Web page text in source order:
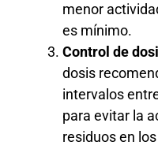
menor
es mínimo.
Control de
dosis
intervalos
para evitar la
residuos en